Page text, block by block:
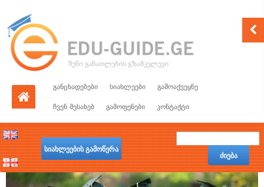
განცხადებები სიახლეები გამოაქვეყნე
ჩვენ შესახებ გამოფენები კონტაქტი
სიახლეების გამოწერა
ძიება